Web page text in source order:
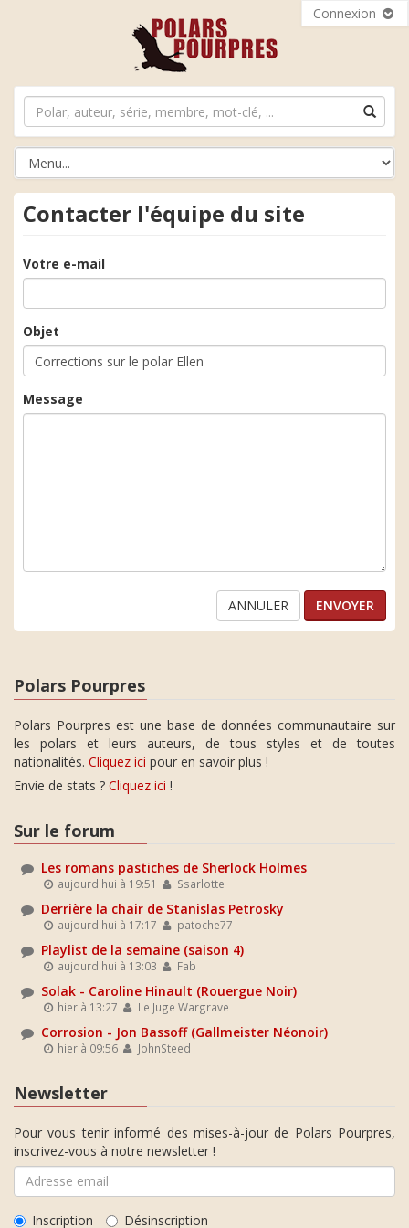
Connexion
Contacter l'équipe du site
Votre e-mail
Objet
Message
ANNULER
Polars Pourpres
Polars Pourpres est une base de données communautaire sur
les polars et leurs auteurs, de tous styles et de toutes
nationalités. Cliquez ici pour en savoir plus !
Envie de stats ? Cliquez ici !
Sur le forum
Les romans pastiches de Sherlock Holmes
aujourd'hui à 19:51 Ssarlotte
Derrière la chair de Stanislas Petrosky
aujourd'hui à 17:17 patoche77
Playlist de la semaine (saison 4)
aujourd'hui à 13:03 Fab
Solak - Caroline Hinault (Rouergue Noir)
hier à 13:27 Le Juge Wargrave
Corrosion - Jon Bassoff (Gallmeister Néonoir)
hier à 09:56 JohnSteed
Newsletter
Pour vous tenir informé des mises-à-jour de Polars Pourpres,
inscrivez-vous à notre newsletter !
Inscription Désinscription